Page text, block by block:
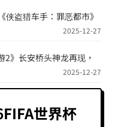
侠盗猎车手：罪恶都市》
2025-12-27
2》长安桥头神龙再现，
2025-12-27
世界杯